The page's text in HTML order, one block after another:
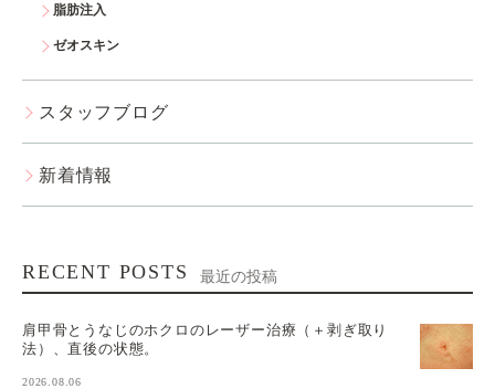
脂肪注入
ゼオスキン
スタッフブログ
新着情報
RECENT POSTS 最近の投稿
肩甲骨とうなじのホクロのレーザー治療（＋剥ぎ取り
法）、直後の状態。
2026.08.06